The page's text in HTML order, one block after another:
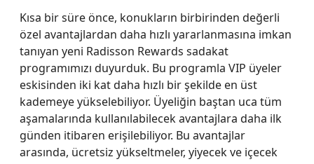
Kısa bir süre önce, konukların birbirinden değerli
özel avantajlardan daha hızlı yararlanmasına imkan
tanıyan yeni Radisson Rewards sadakat
programımızı duyurduk. Bu programla VIP üyeler
eskisinden iki kat daha hızlı bir şekilde en üst
kademeye yükselebiliyor. Üyeliğin baştan uca tüm
aşamalarında kullanılabilecek avantajlara daha ilk
günden itibaren erişilebiliyor. Bu avantajlar
arasında, ücretsiz yükseltmeler, yiyecek ve içecek